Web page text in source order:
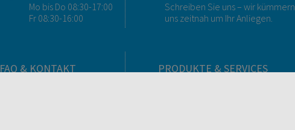
Mo bis Do 08:30-17:00
Fr 08:30-16:00
Schreiben Sie uns – wir kümmern
uns zeitnah um Ihr Anliegen.
FAQ & KONTAKT PRODUKTE & SERVICES